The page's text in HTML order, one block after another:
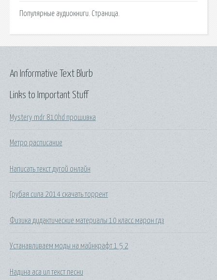
Популярные аудиокниги. Страница.
Links to Important Stuff
Mystery mdr 810hd прошивка
Метро расписание
Написать текст дугой онлайн
Грубая сила 2014 скачать торрент
Физика дидактические материалы 10 класс марон гдз
Устанавливаем моды на майнкрафт 1 5 2
Надина аса ил текст песни
An Informative Text Blurb